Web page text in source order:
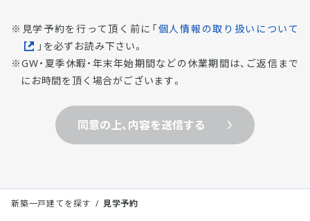
見学予約を行って頂く前に「個人情報の取り扱いについて
」を必ずお読み下さい。
GW・夏季休暇・年末年始期間などの休業期間は、ご返信まで
にお時間を頂く場合がございます。
同意の上、内容を送信する
新築一戸建てを探す 見学予約